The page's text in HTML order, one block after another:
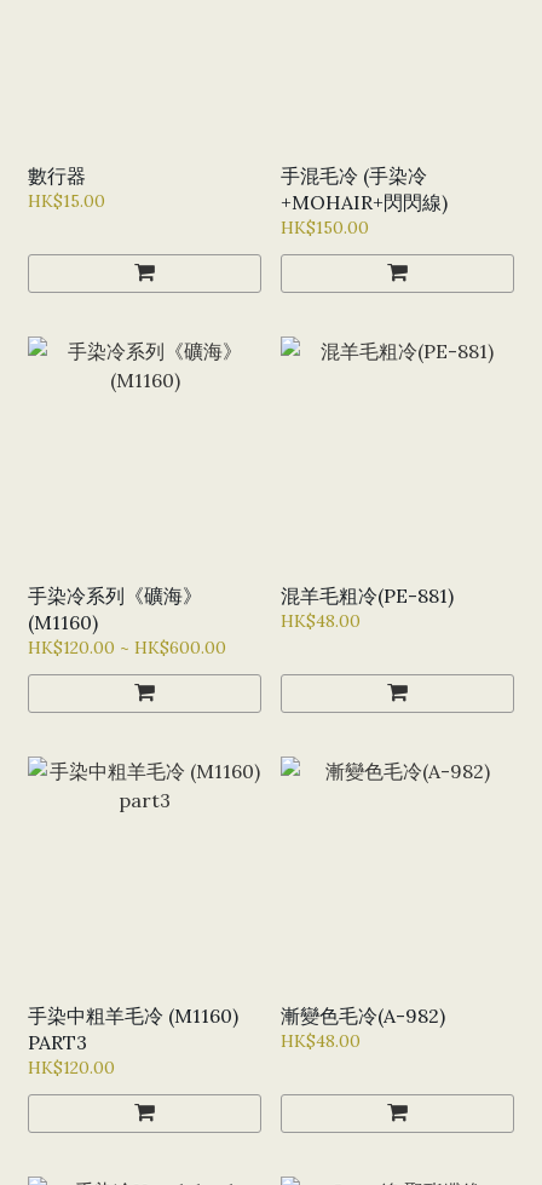
數行器
HK$15.00
手混毛冷 (手染冷
+MOHAIR+閃閃線)
HK$150.00
手染冷系列《礦海》
(M1160)
HK$120.00 ~ HK$600.00
混羊毛粗冷(PE-881)
HK$48.00
手染中粗羊毛冷 (M1160)
PART3
HK$120.00
漸變色毛冷(A-982)
HK$48.00